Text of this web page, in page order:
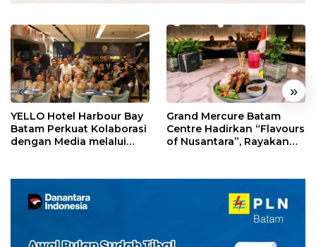
« »
YELLO Hotel Harbour Bay
Batam Perkuat Kolaborasi
dengan Media melalui
Grand Mercure Batam
Centre Hadirkan “Flavours
of Nusantara”, Rayakan